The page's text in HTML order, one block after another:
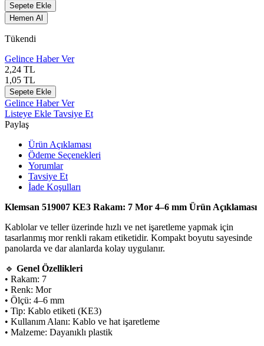
Sepete Ekle
Hemen Al
Tükendi
Gelince Haber Ver
2,24 TL
1,05 TL
Sepete Ekle
Gelince Haber Ver
Listeye Ekle Tavsiye Et
Paylaş
Ürün Açıklaması
Ödeme Seçenekleri
Yorumlar
Tavsiye Et
İade Koşulları
Klemsan 519007 KE3 Rakam: 7 Mor 4–6 mm Ürün Açıklaması
Kablolar ve teller üzerinde hızlı ve net işaretleme yapmak için
tasarlanmış mor renkli rakam etiketidir. Kompakt boyutu sayesinde
panolarda ve dar alanlarda kolay uygulanır.
🔹 Genel Özellikleri
• Rakam: 7
• Renk: Mor
• Ölçü: 4–6 mm
• Tip: Kablo etiketi (KE3)
• Kullanım Alanı: Kablo ve hat işaretleme
• Malzeme: Dayanıklı plastik